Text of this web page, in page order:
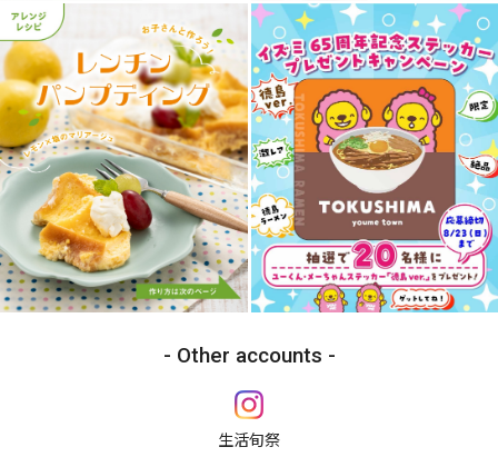
Other accounts
生活旬祭